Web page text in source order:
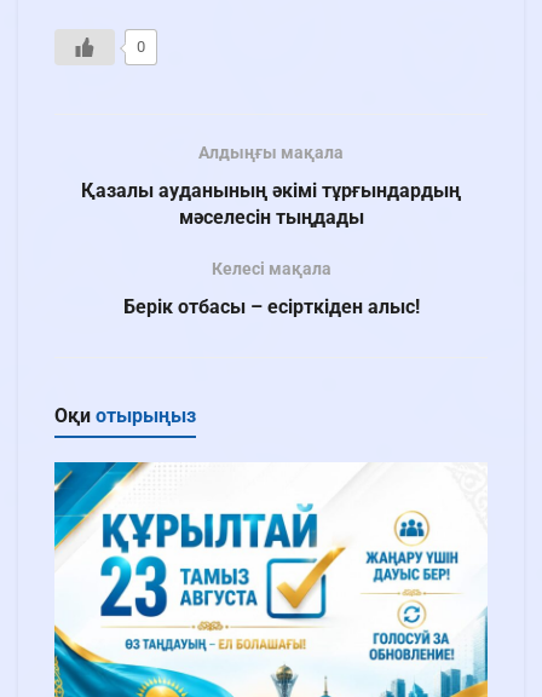
0
Алдыңғы мақала
Қазалы ауданының әкімі тұрғындардың
мәселесін тыңдады
Келесі мақала
Берік отбасы – есірткіден алыс!
Оқи отырыңыз